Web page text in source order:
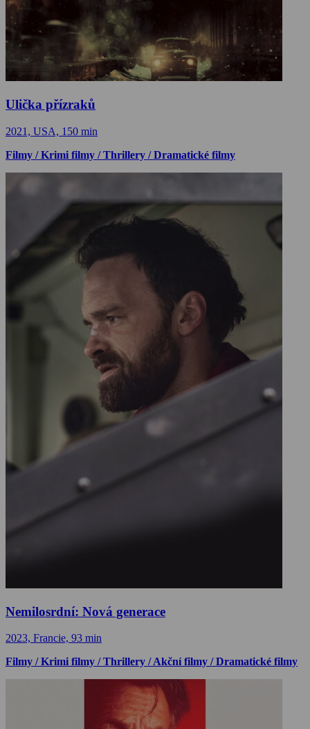
Ulička přízraků
2021, USA, 150 min
Filmy / Krimi filmy / Thrillery / Dramatické filmy
Nemilosrdní: Nová generace
2023, Francie, 93 min
Filmy / Krimi filmy / Thrillery / Akční filmy / Dramatické filmy